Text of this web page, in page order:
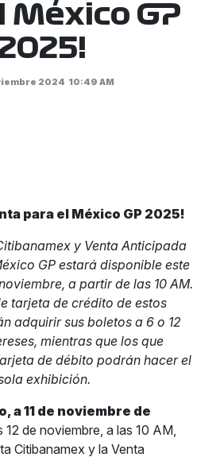
México GP
2024 10:49 AM
para el México GP 2025!
y Venta Anticipada
GP estará disponible este
a partir de las 10 AM.
tarjeta de crédito de estos
adquirir sus boletos a 6 o 12
mientras que los que
de débito podrán hacer el
exhibición.
a 11 de noviembre de
12 de noviembre, a las 10 AM,
Citibanamex y la Venta